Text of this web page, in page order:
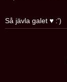
Så jävla galet ♥ :')